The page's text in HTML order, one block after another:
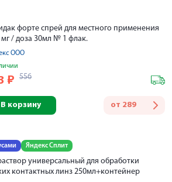
форте спрей для местного применения
мг / доза 30мл № 1 флак.
ООО
₽ 556
от 289
В корзину
Яндекс Сплит
универсальный для обработки
контактных линз 250мл+контейнер